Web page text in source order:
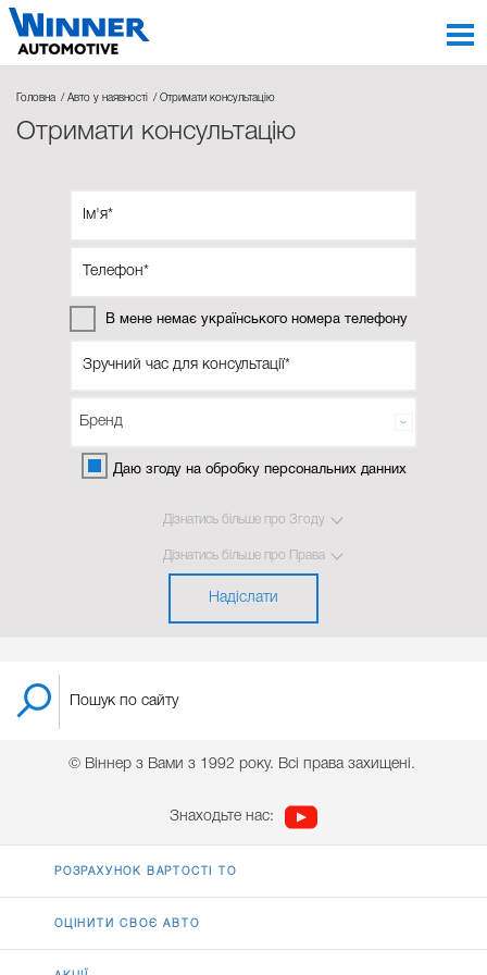
Головна Авто у наявності Отримати консультацію
Отримати консультацію
В мене немає українського номера телефону
Даю згоду на обробку персональних данних
Дізнатись більше про Згоду
Дізнатись більше про Права
Надіслати
© Віннер з Вами з 1992 року. Всі права захищені.
Знаходьте нас:
РОЗРАХУНОК ВАРТОСТІ ТО
ОЦІНИТИ СВОЄ АВТО